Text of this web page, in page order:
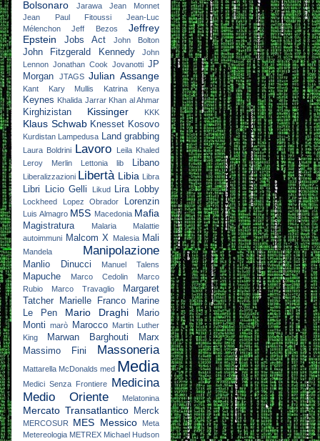
Bolsonaro
Jarawa
Jean Monnet
Jean Paul Fitoussi
Jean-Luc
Mélenchon
Jeff Bezos
Jeffrey
Epstein
Jobs Act John Bolton
John Fitzgerald Kennedy
John
Lennon Jonathan Cook Jovanotti JP
Morgan
JTAGS Julian Assange
Kant Kary Mullis Katrina Kenya
Keynes Khalida Jarrar Khan al Ahmar
Kirghizistan Kissinger KKK
Klaus Schwab Knesset Kosovo
Kurdistan Lampedusa Land grabbing
Laura Boldrini Lavoro
Leila Khaled
Leroy Merlin
Lettonia lib Libano
Liberalizzazioni Libertà Libia Libra
Libri Licio Gelli Likud Lira Lobby
Lockheed Lopez Obrador Lorenzin
Luis Almagro M5S Macedonia Mafia
Magistratura Malaria
Malattie
autoimmuni Malcom X Malesia Mali
Mandela Manipolazione
Manlio Dinucci Manuel Talens
Mapuche Marco Cedolin
Marco
Rubio
Marco Travaglio
Margaret
Tatcher
Marielle Franco
Marine
Le Pen
Mario Draghi
Mario
Monti
marò Marocco
Martin Luther
King
Marwan Barghouti
Marx
Massimo Fini
Massoneria
Mattarella McDonalds med Media
Medici Senza Frontiere Medicina
Medio Oriente
Melatonina
Mercato Transatlantico Merck
MERCOSUR MES Messico
Meta
Metereologia METREX Michael Hudson